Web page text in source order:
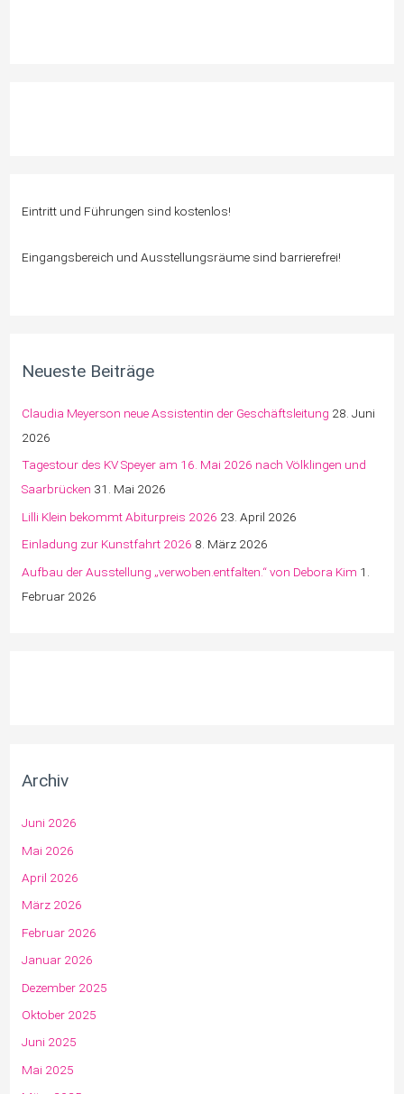
Eintritt und Führungen sind kostenlos!
Eingangsbereich und Ausstellungsräume sind barrierefrei!
Neueste Beiträge
Claudia Meyerson neue Assistentin der Geschäftsleitung 28. Juni
2026
Tagestour des KV Speyer am 16. Mai 2026 nach Völklingen und
Saarbrücken 31. Mai 2026
Lilli Klein bekommt Abiturpreis 2026 23. April 2026
Einladung zur Kunstfahrt 2026 8. März 2026
Aufbau der Ausstellung „verwoben.entfalten.“ von Debora Kim 1.
Februar 2026
Archiv
Juni 2026
Mai 2026
April 2026
März 2026
Februar 2026
Januar 2026
Dezember 2025
Oktober 2025
Juni 2025
Mai 2025